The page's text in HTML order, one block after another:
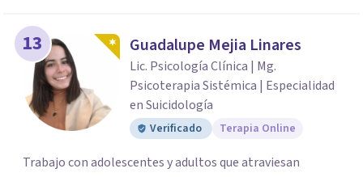
13 Guadalupe Mejia Linares
Lic. Psicología Clínica | Mg.
Psicoterapia Sistémica | Especialidad
en Suicidología
Verificado Terapia Online
Trabajo con adolescentes y adultos que atraviesan